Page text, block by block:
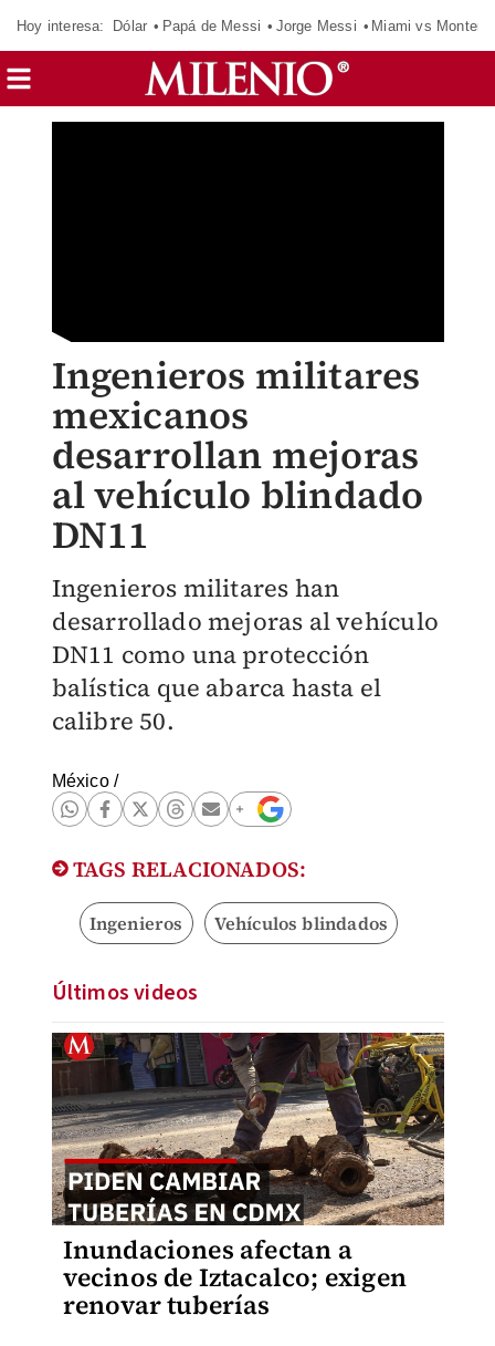
Hoy interesa: Dólar Papá de Messi Jorge Messi Miami vs
Ingenieros militares
mexicanos
desarrollan mejoras
al vehículo blindado
DN11
Ingenieros militares han
desarrollado mejoras al vehículo
DN11 como una protección
balística que abarca hasta el
calibre 50.
México/
TAGS RELACIONADOS:
Ingenieros Vehículos blindados
Últimos videos
Inundaciones afectan a
vecinos de Iztacalco; exigen
renovar tuberías